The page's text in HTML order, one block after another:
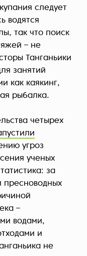
следует
водятся
так что поиск
– не
Танганьики
занятий
как каякинг,
рыбалка.
четырех
угроз
ученых
за
пресноводных
–
водами,
и
не